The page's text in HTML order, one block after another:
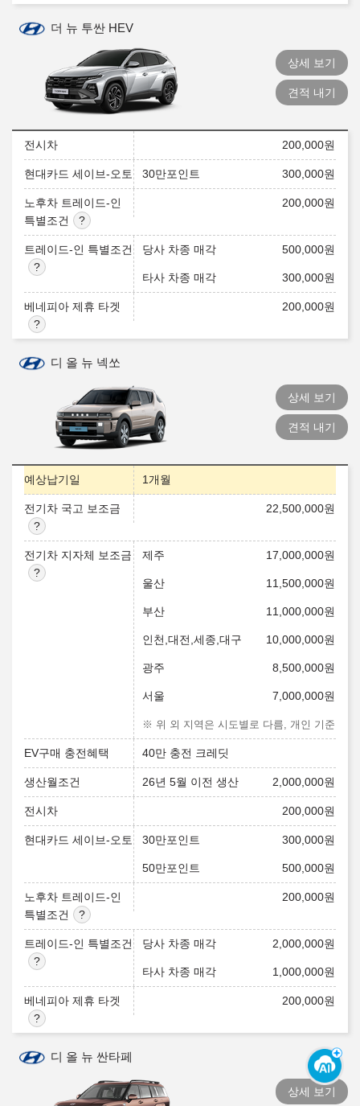
더 뉴 투싼 HEV
상세 보기
견적 내기
전시차 200,000원
현대카드 세이브-오토 30만포인트 300,000원
노후차 트레이드-인
특별조건
200,000원
트레이드-인 특별조건 당사 차종 매각 500,000원
타사 차종 매각 300,000원
베네피아 제휴 타겟 200,000원
디 올 뉴 넥쏘
상세 보기
견적 내기
예상납기일 1개월
전기차 국고 보조금 22,500,000원
전기차 지자체 보조금 제주 17,000,000원
울산 11,500,000원
부산 11,000,000원
인천,대전,세종,대구 10,000,000원
광주 8,500,000원
서울 7,000,000원
※ 위 외 지역은 시도별로 다름, 개인 기준
EV구매 충전혜택 40만 충전 크레딧
생산월조건 26년 5월 이전 생산 2,000,000원
전시차 200,000원
현대카드 세이브-오토 30만포인트 300,000원
50만포인트 500,000원
노후차 트레이드-인
특별조건
200,000원
트레이드-인 특별조건 당사 차종 매각 2,000,000원
타사 차종 매각 1,000,000원
베네피아 제휴 타겟 200,000원
디 올 뉴 싼타페
상세 보기